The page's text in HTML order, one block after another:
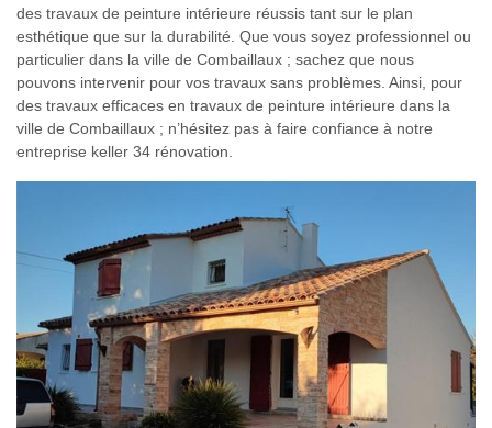
des travaux de peinture intérieure réussis tant sur le plan
esthétique que sur la durabilité. Que vous soyez professionnel ou
particulier dans la ville de Combaillaux ; sachez que nous
pouvons intervenir pour vos travaux sans problèmes. Ainsi, pour
des travaux efficaces en travaux de peinture intérieure dans la
ville de Combaillaux ; n’hésitez pas à faire confiance à notre
entreprise keller 34 rénovation.